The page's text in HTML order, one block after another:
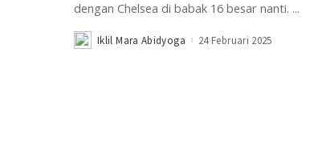
dengan Chelsea di babak 16 besar nanti. ...
PostedIklil Mara Abidyoga 24 Februari 2025